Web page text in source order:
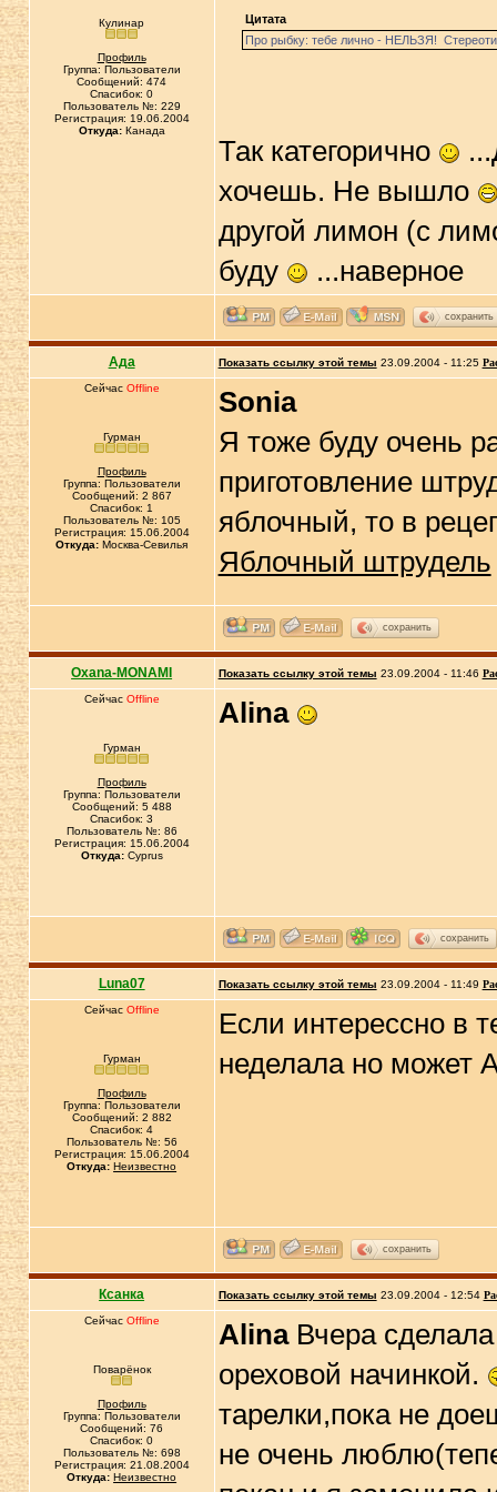
Кулинар
Профиль
Группа: Пользователи
Сообщений: 474
Спасибок: 0
Пользователь №: 229
Регистрация: 19.06.2004
Откуда:Канада
Цитата
Про рыбку: тебе лично - НЕЛЬЗЯ!
Так категорично
хочешь. Не вышло
другой лимон (с
буду
...наверное
сохранить
Ада Показать ссылку этой темы 23.09.2004 - 11:25
Сейчас Offline
Гурман
Профиль
Группа: Пользователи
Сообщений: 2 867
Спасибок: 1
Пользователь №: 105
Регистрация: 15.06.2004
Откуда: Москва-Севилья
Sonia
Я тоже буду очень
приготовление
яблочный, то в
Яблочный штрудель
сохранить
Oxana-MONAMI Показать ссылку этой темы 23.09.2004 - 11:46
Сейчас Offline
Гурман
Профиль
Группа: Пользователи
Сообщений: 5 488
Спасибок: 3
Пользователь №: 86
Регистрация: 15.06.2004
Откуда:Cyprus
Alina
сохранить
Luna07 Показать ссылку этой темы 23.09.2004 - 11:49
Сейчас Offline
Гурман
Профиль
Группа: Пользователи
Сообщений: 2 882
Спасибок: 4
Пользователь №: 56
Регистрация: 15.06.2004
Откуда: Неизвестно
Если интерессно в
неделала но может
сохранить
Ксанка Показать ссылку этой темы 23.09.2004 - 12:54
Сейчас Offline
Поварёнок
Профиль
Группа: Пользователи
Сообщений: 76
Спасибок: 0
Пользователь №: 698
Регистрация: 21.08.2004
Откуда: Неизвестно
AlinaВчера сделала
ореховой начинкой.
тарелки,пока не
не очень